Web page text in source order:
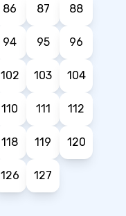
86 87 88
94 95 96
102 103 104
110 111 112
118 119 120
126 127